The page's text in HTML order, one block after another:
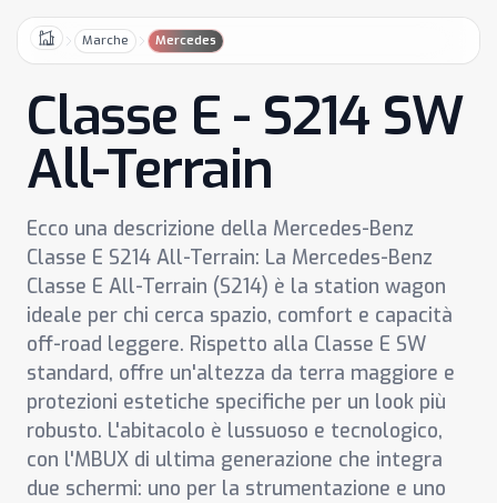
HomeMarche Mercedes
Classe E - S214 SW
All-Terrain
Ecco una descrizione della Mercedes-Benz
Classe E S214 All-Terrain: La Mercedes-Benz
Classe E All-Terrain (S214) è la station wagon
ideale per chi cerca spazio, comfort e capacità
off-road leggere. Rispetto alla Classe E SW
standard, offre un'altezza da terra maggiore e
protezioni estetiche specifiche per un look più
robusto. L'abitacolo è lussuoso e tecnologico,
con l'MBUX di ultima generazione che integra
due schermi: uno per la strumentazione e uno